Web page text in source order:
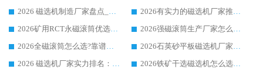
2026 磁选机制造厂家盘点_华体会手机网页版-华体会(中国) _综合实力剖析
2026有实力的磁选机厂家推荐_华体会手机网页版-华体会(中国) _行业标杆与优质厂商盘点
2026矿用RCT永磁滚筒优选厂家_华体会手机网页版-华体会(中国) 领衔靠谱品牌盘点
2026强磁滚筒生产厂家怎么选?行业口碑推荐华体会手机网页版-华体会(中国)
2026全磁滚筒怎么选?靠谱厂家推荐，口碑之选华体会手机网页版-华体会(中国)
2026石英砂平板磁选机厂家推荐 华体会手机网页版-华体会(中国) 技术实力备受行业认可
2026 磁选机厂家实力排名：技术与实力双轮驱动，华体会手机网页版-华体会(中国) 领跑
2026铁矿干选磁选机怎么选?源头厂家华体会手机网页版-华体会(中国) ，用实力说话